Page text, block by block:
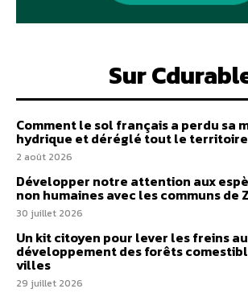
Sur
Comment le sol français a perdu sa
hydrique et déréglé tout le
2 août 2026
Développer notre attention aux
non humaines avec les communs de
30 juillet 2026
Un kit citoyen pour lever les freins au
développement des forêts
villes
29 juillet 2026